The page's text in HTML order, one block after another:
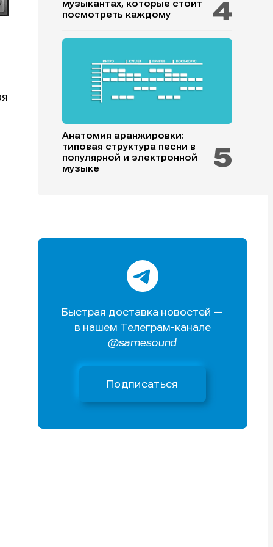
музыкантах, которые стоит
посмотреть каждому
Анатомия аранжировки:
типовая структура песни в
популярной и электронной
музыке
Быстрая доставка новостей —
в нашем Телеграм-канале
@samesound
Подписаться